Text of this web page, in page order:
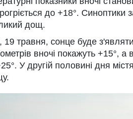
до +18°.
дощ.
травня, сонце буде
вночі покажуть +15°, а
У другій половині дня